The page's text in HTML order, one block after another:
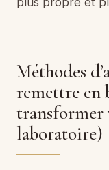
Méthodes
remettre en
transformer
laboratoire)